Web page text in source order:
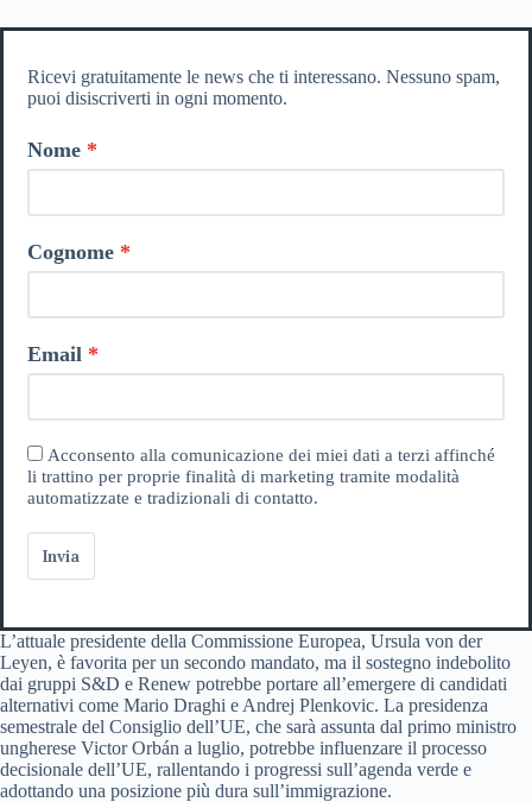
Ricevi gratuitamente le news che ti interessano. Nessuno spam,
puoi disiscriverti in ogni momento.
Nome
Cognome
Email
Acconsento alla comunicazione dei miei dati a terzi affinché
li trattino per proprie finalità di marketing tramite modalità
automatizzate e tradizionali di contatto.
Invia
L’attuale presidente della Commissione Europea, Ursula von der
Leyen, è favorita per un secondo mandato, ma il sostegno indebolito
dai gruppi S&D e Renew potrebbe portare all’emergere di candidati
alternativi come Mario Draghi e Andrej Plenkovic. La presidenza
semestrale del Consiglio dell’UE, che sarà assunta dal primo ministro
ungherese Victor Orbán a luglio, potrebbe influenzare il processo
decisionale dell’UE, rallentando i progressi sull’agenda verde e
adottando una posizione più dura sull’immigrazione.